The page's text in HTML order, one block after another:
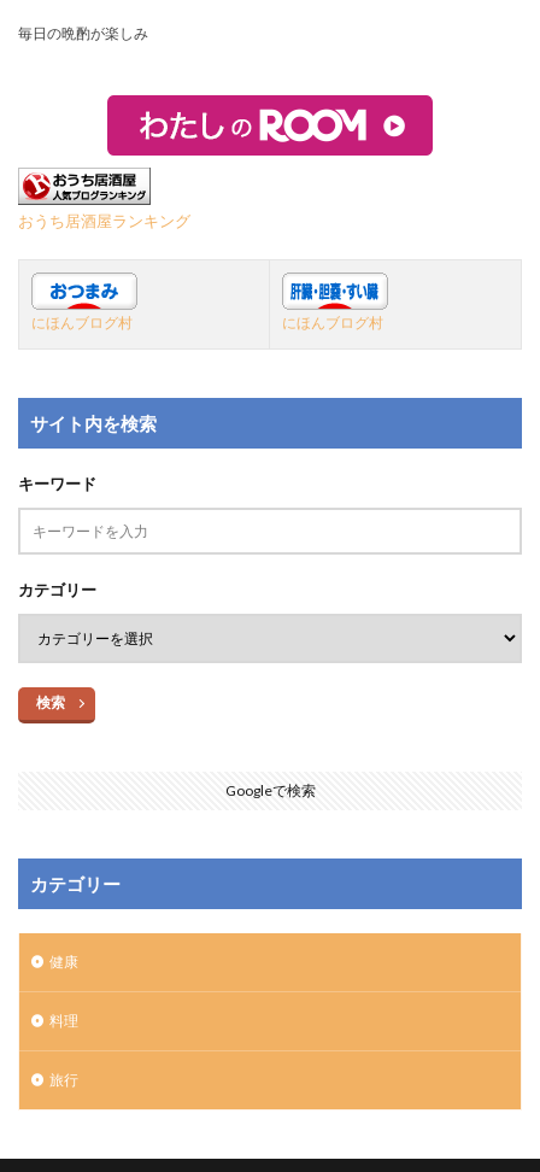
毎日の晩酌が楽しみ
おうち居酒屋ランキング
にほんブログ村 にほんブログ村
サイト内を検索
キーワード
カテゴリー
検索
Googleで検索
カテゴリー
健康
料理
旅行